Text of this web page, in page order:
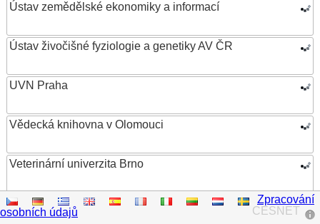
Ústav zemědělské ekonomiky a informací
Ústav živočišné fyziologie a genetiky AV ČR
UVN Praha
Vědecká knihovna v Olomouci
Veterinární univerzita Brno
VŠB – Technická univerzita Ostrava
CESNET
Zpracování
osobních údajů